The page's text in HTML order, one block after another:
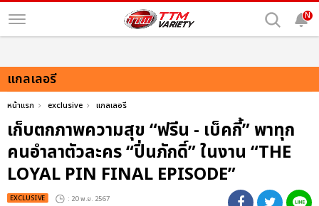
N
แกลเลอรี
หน้าแรก exclusive แกลเลอรี
เก็บตกภาพความสุข “ฟรีน - เบ็คกี้” พาทุก
คนอำลาตัวละคร “ปิ่นภักดิ์” ในงาน “THE
LOYAL PIN FINAL EPISODE”
EXCLUSIVE : 20 พ.ย. 2567